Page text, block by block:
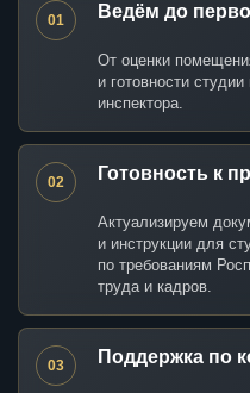
01 Ведём до
От оценки
и готовности
инспектора.
02 Готовность к
Актуализируем
и инструкции для
по требованиям
труда и кадров.
03 Поддержка по